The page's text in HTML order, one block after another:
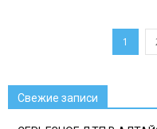
1
Свежие записи